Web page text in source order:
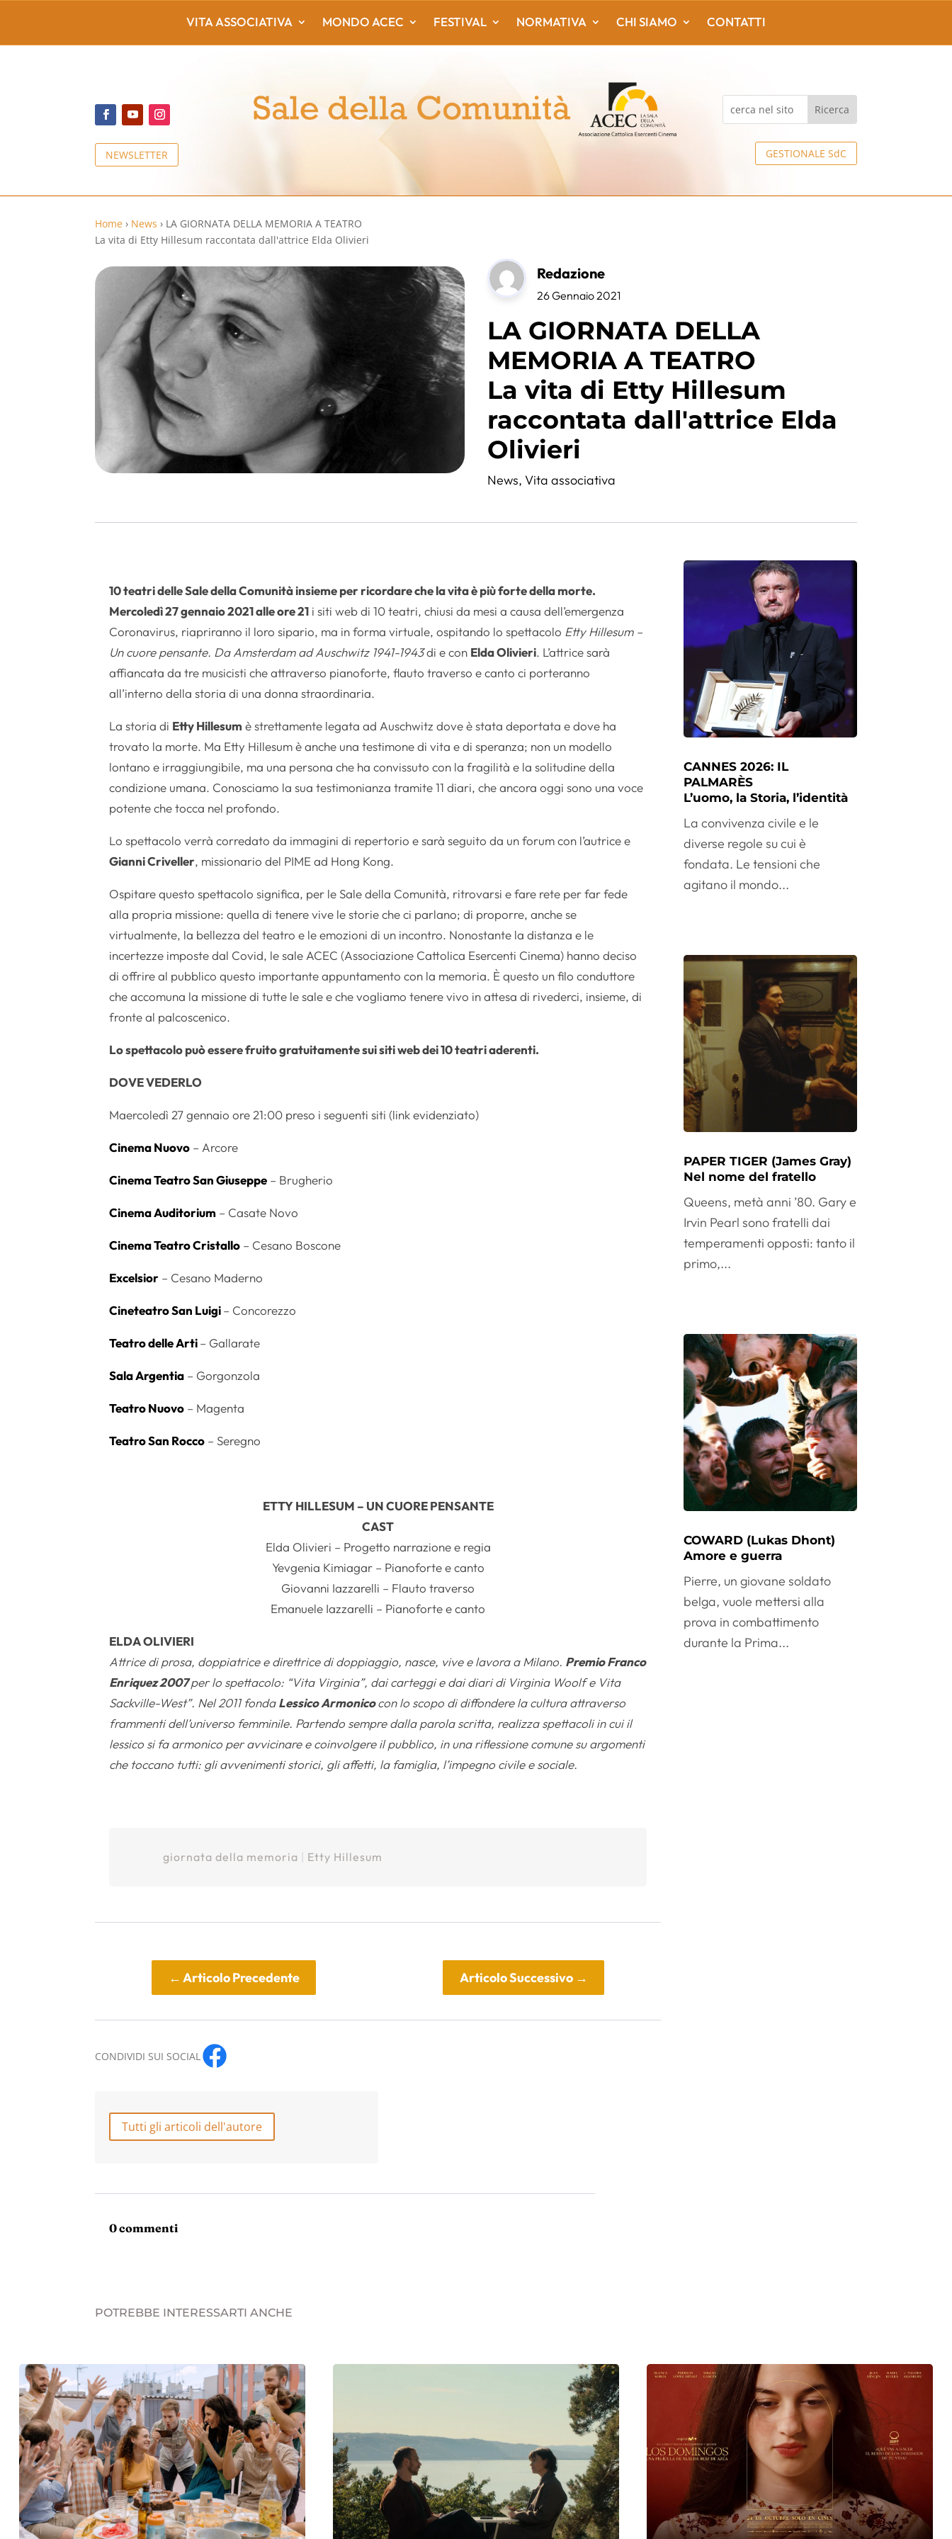
NEWSLETTER GESTIONALE SdC
VITA ASSOCIATIVA MONDO ACEC FESTIVAL NORMATIVA CHI SIAMO CONTATTI
Home › News › LA GIORNATA DELLA MEMORIA A TEATRO
La vita di Etty Hillesum raccontata dall'attrice Elda Olivieri
Redazione
26 Gennaio 2021
LA GIORNATA DELLA
MEMORIA A TEATRO
La vita di Etty Hillesum
raccontata dall'attrice Elda
Olivieri
News,Vita associativa
10 teatri delle Sale della Comunità insieme per ricordare che la vita è più forte della morte.
Mercoledì 27 gennaio 2021 alle ore 21 i siti web di 10 teatri, chiusi da mesi a causa dell’emergenza
Coronavirus, riapriranno il loro sipario, ma in forma virtuale, ospitando lo spettacolo Etty Hillesum –
Un cuore pensante. Da Amsterdam adAuschwitz 1941-1943di e con Elda Olivieri. L’attrice sarà
affiancata da tre musicisti che attraverso pianoforte, flauto traverso e canto ci porteranno
all’interno della storia di una donna straordinaria.
La storia di Etty Hillesum è strettamente legata ad Auschwitz dove è stata deportata e dove ha
trovato la morte. Ma Etty Hillesum è anche una testimone di vita e di speranza; non un modello
lontano e irraggiungibile, ma una persona che ha convissuto con la fragilità e la solitudine della
condizione umana. Conosciamo la sua testimonianza tramite 11 diari, che ancora oggi sono una voce
potente che tocca nel profondo.
Lo spettacolo verrà corredato da immagini di repertorio e sarà seguito da un forum con l’autrice e
Gianni Criveller, missionario del PIME ad Hong Kong.
Ospitare questo spettacolo significa, per le Sale della Comunità, ritrovarsi e fare rete per far fede
alla propria missione: quella di tenere vive le storie che ci parlano; di proporre, anche se
virtualmente, la bellezza del teatro e le emozioni di un incontro. Nonostante la distanza e le
incertezze imposte dal Covid, le sale ACEC (Associazione Cattolica Esercenti Cinema) hanno deciso
di offrire al pubblico questo importante appuntamento con la memoria. È questo un filo conduttore
che accomuna la missione di tutte le sale e che vogliamo tenere vivo in attesa di rivederci, insieme, di
fronte al palcoscenico.
Lo spettacolo può essere fruito gratuitamente sui siti web dei 10 teatri aderenti.
DOVE VEDERLO
Maercoledì 27 gennaio ore 21:00 preso i seguenti siti (link evidenziato)
Cinema Nuovo – Arcore
Cinema Teatro San Giuseppe – Brugherio
Cinema Auditorium – Casate Novo
Cinema Teatro Cristallo – Cesano Boscone
Excelsior – Cesano Maderno
Cineteatro San Luigi– Concorezzo
Teatro delle Arti– Gallarate
Sala Argentia – Gorgonzola
Teatro Nuovo – Magenta
Teatro San Rocco – Seregno
ETTY HILLESUM – UN CUORE PENSANTE
CAST
Elda Olivieri – Progetto narrazione e regia
Yevgenia Kimiagar – Pianoforte e canto
Giovanni Iazzarelli – Flauto traverso
Emanuele Iazzarelli – Pianoforte e canto
ELDA OLIVIERI
Attrice di prosa, doppiatrice e direttrice di doppiaggio, nasce, vive e lavora a Milano. Premio Franco
Enriquez 2007per lo spettacolo: “Vita Virginia”, dai carteggi e dai diari di Virginia Woolf e Vita
Sackville-West”. Nel 2011 fondaLessico Armonicocon lo scopo di diffondere la cultura attraverso
frammenti dell’universo femminile. Partendo sempre dalla parola scritta, realizza spettacoli in cui il
lessico si fa armonico per avvicinare e coinvolgere il pubblico, in una riflessione comune su argomenti
che toccano tutti: gli avvenimenti storici, gli affetti, la famiglia, l’impegno civile e sociale.
giornata della memoria Etty Hillesum
← Articolo Precedente Articolo Successivo→
CONDIVIDI SUI SOCIAL
Tutti gli articoli dell'autore
CANNES 2026: IL
PALMARÈS
L’uomo, la Storia, l’identità
La convivenza civile e le
diverse regole su cui è
fondata. Le tensioni che
agitano il mondo...
PAPER TIGER (James Gray)
Nel nome del fratello
Queens, metà anni ’80. Gary e
Irvin Pearl sono fratelli dai
temperamenti opposti: tanto il
primo,...
COWARD (Lukas Dhont)
Amore e guerra
Pierre, un giovane soldato
belga, vuole mettersi alla
prova in combattimento
durante la Prima...
0 commenti
POTREBBE INTERESSARTI ANCHE